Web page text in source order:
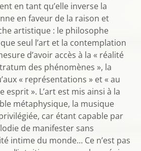
en tant qu’elle inverse la
en faveur de la raison et
artistique : le philosophe
seul l’art et la contemplation
d’avoir accès à la « réalité
des phénomènes », la
« représentations » et « au
». L’art est mis ainsi à la
métaphysique, la musique
car étant capable par
de manifester sans
intime du monde… Ce n’est pas